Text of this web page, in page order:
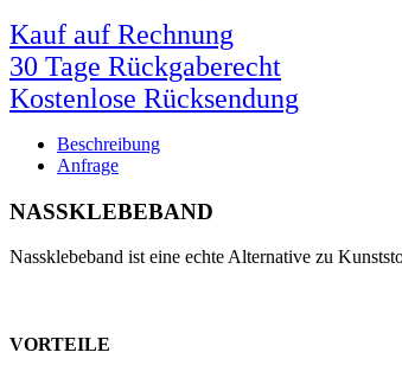
Kauf auf Rechnung
30 Tage Rückgaberecht
Kostenlose Rücksendung
Beschreibung
Anfrage
NASSKLEBEBAND
Nassklebeband ist eine echte Alternative zu
VORTEILE